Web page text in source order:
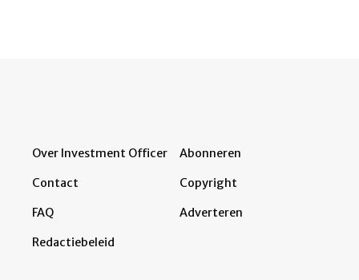
Over Investment Officer
Contact
FAQ
Redactiebeleid
Abonneren
Copyright
Adverteren